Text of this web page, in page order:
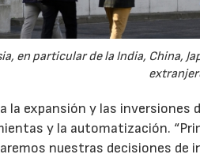
en particular de la India, China,
la expansión y las
y la automatización.
nuestras decisiones de